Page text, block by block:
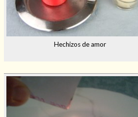
Hechizos de amor